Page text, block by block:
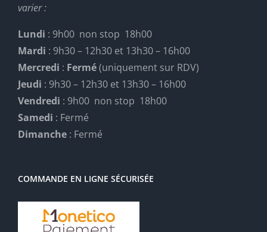
varier :
Lundi : 9h00 non stop 18h00
Mardi : 9h30 – 12h30 et 13h30 – 16h00
Mercredi : Fermé(uniquement sur RDV)
Jeudi : 9h30 – 12h30 et 13h30 – 16h00
Vendredi : 9h00 non stop 18h00
Samedi : Fermé
Dimanche : Fermé
COMMANDE EN LIGNE SÉCURISÉE